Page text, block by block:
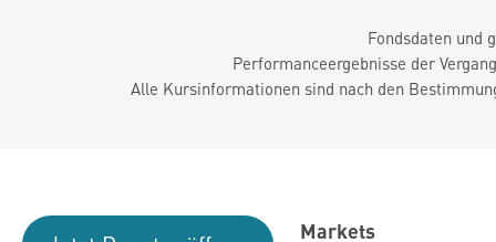
Fondsdaten und
Performanceergebnisse der
Alle Kursinformationen sind nach den
Markets